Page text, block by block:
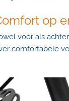
op
voor als
comfortabele